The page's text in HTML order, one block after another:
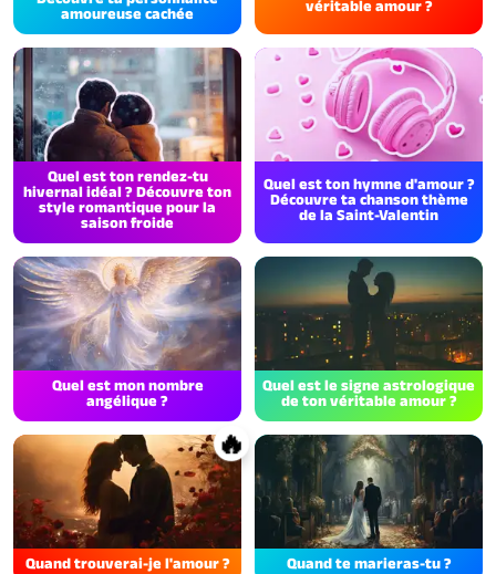
amoureuse cachée
véritable amour ?
Quel est ton rendez-tu
hivernal idéal ? Découvre ton
style romantique pour la
saison froide
Quel est ton hymne d'amour ?
Découvre ta chanson thème
de la Saint-Valentin
Quel est mon nombre
angélique ?
Quel est le signe astrologique
de ton véritable amour ?
Quand trouverai-je l'amour ?
🔥
Quand te marieras-tu ?